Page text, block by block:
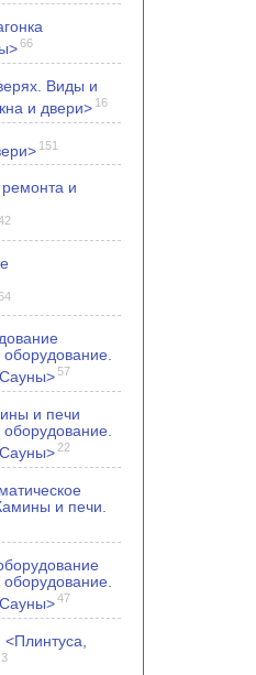
66
Виды и
и двери> 16
151
и
57
и печи
22
и печи.
47
3